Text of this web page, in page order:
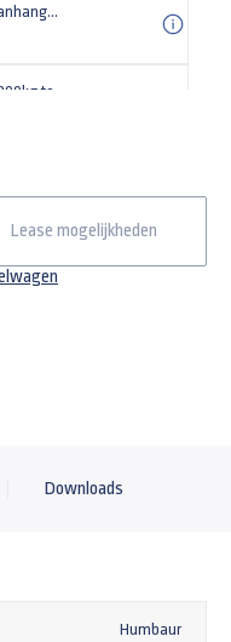
Steunpoot voor uw aanhangwagen Universeel (set)
Lease mogelijkheden
Downloads
Humbaur